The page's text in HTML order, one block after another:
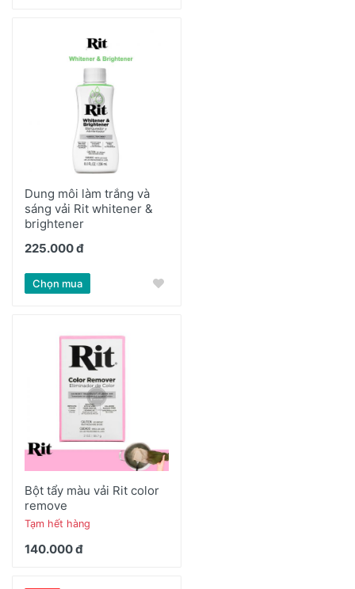
Dung môi làm trắng và
sáng vải Rit whitener &
brightener
225.000 đ
Chọn mua
Bột tẩy màu vải Rit color
remove
Tạm hết hàng
140.000 đ